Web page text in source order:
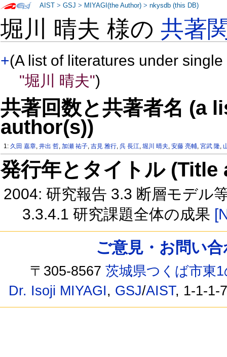
堀川 晴夫 様の共著
+(A list of literatures under
"堀川 晴夫")
共著回数と共著者名 (a
author(s))
1: 久田 嘉章,井出 哲,加瀬 祐子,吉見 雅行,呉 長江,堀川 晴夫,安藤 亮輔,宮武 隆,
発行年とタイトル
2004: 研究報告 3.3 断層モデル
3.3.4.1 研究課題全体の成果
AIST >GSJ > MIYAGI(the Author) >nkysdb (this DB)
ご意見・お問い
〒305-8567茨城県つくば市東
Dr. Isoji MIYAGI, GSJ/AIST, 1-1-1-